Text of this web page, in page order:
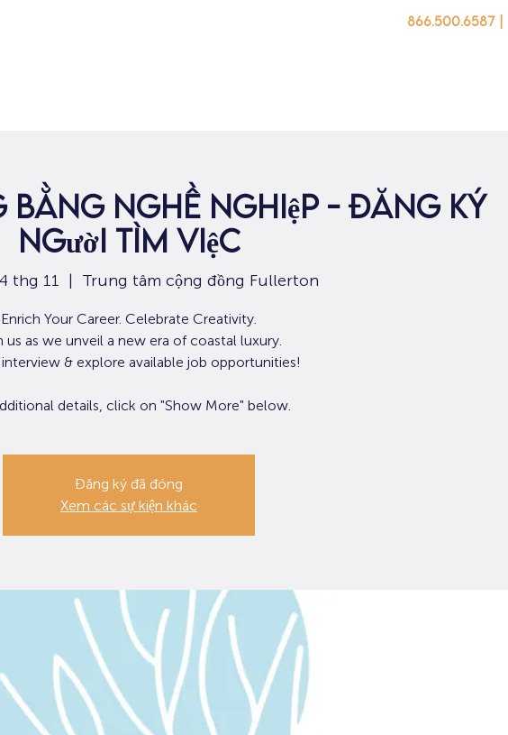
866.500.6587 |
bằng nghề nghiệp - đăng ký
người tìm việc
thg 11
  |
Trung tâm cộng đồng Fullerton
Enrich Your Career. Celebrate Creativity.
us as we unveil a new era of coastal luxury.
& explore available job opportunities!
details, click on "Show More" below.
Đăng ký đã đóng
Xem các sự kiện khác